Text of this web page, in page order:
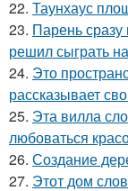
22. Таунхаус
23. Парень
решил сыграть
24. Это
рассказывает
25. Эта вилла
любоваться
26. Создание
27. Этот дом